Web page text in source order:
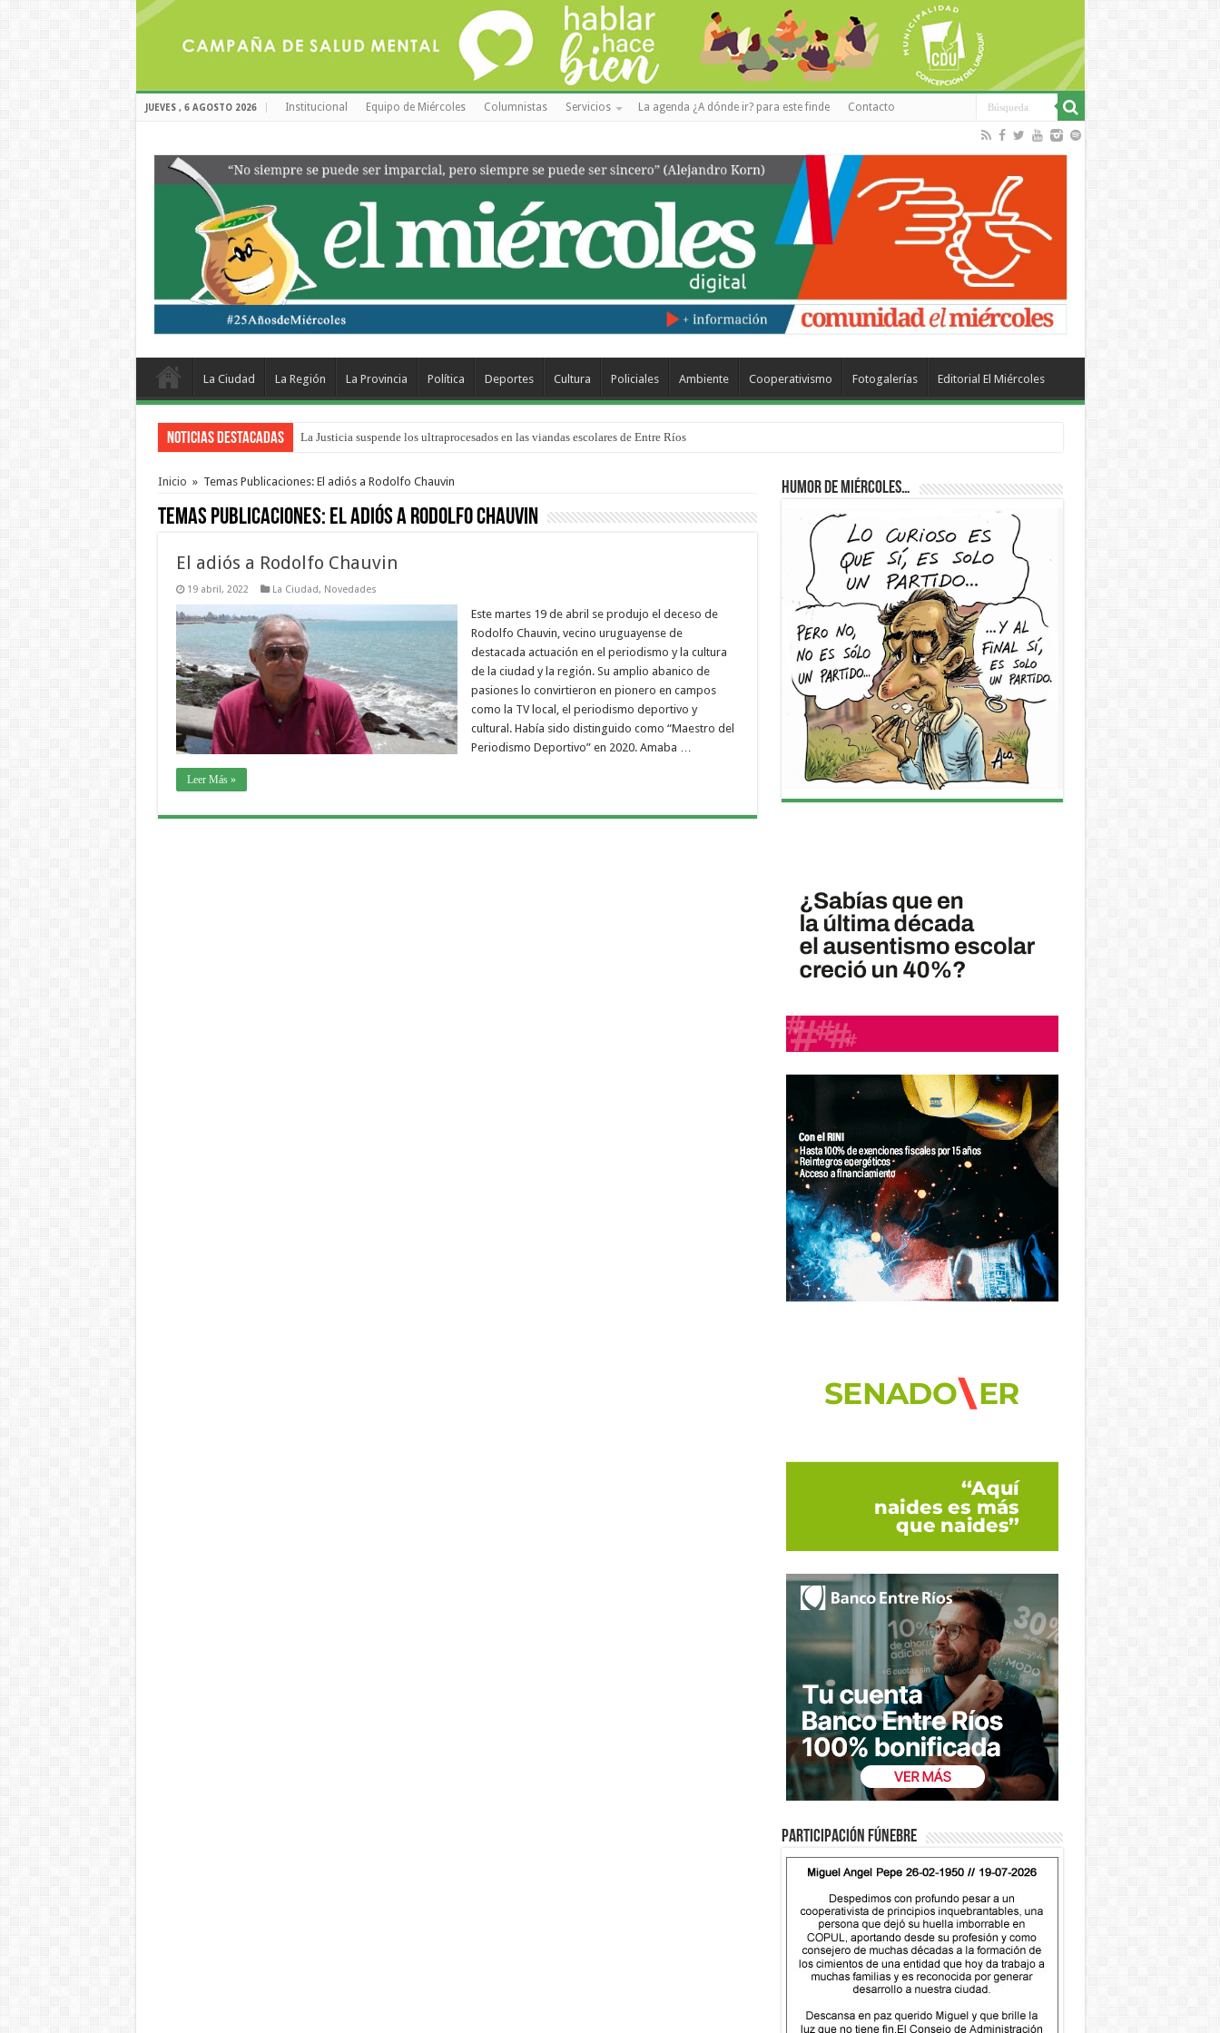
JUEVES , 6 AGOSTO 2026 Institucional Equipo de Miércoles Columnistas Servicios La agenda ¿A dónde ir? para este finde Contacto
La Ciudad La Región La Provincia Política Deportes Cultura Policiales Ambiente Cooperativismo Fotogalerías Editorial El Miércoles
Noticias Destacadas La Justicia suspende los ultraprocesados en las viandas escolares de Entre Ríos
Se presentará la obra “La Runfla de los Macanos”
Inicio » Temas Publicaciones: El adiós a Rodolfo Chauvin
Temas Publicaciones: El adiós a Rodolfo Chauvin
El adiós a Rodolfo Chauvin
19 abril, 2022 La Ciudad, Novedades
Este martes 19 de abril se produjo el deceso de
Rodolfo Chauvin, vecino uruguayense de
destacada actuación en el periodismo y la cultura
de la ciudad y la región. Su amplio abanico de
pasiones lo convirtieron en pionero en campos
como la TV local, el periodismo deportivo y
cultural. Había sido distinguido como “Maestro del
Periodismo Deportivo” en 2020. Amaba …
Leer Más »
Humor de Miércoles…
Participación fúnebre